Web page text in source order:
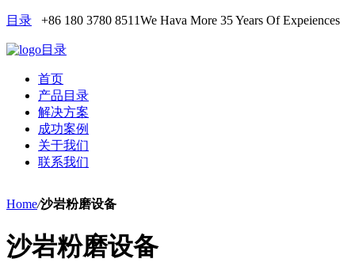
目录 +86 180 3780 8511We Hava More 35 Years Of Expeiences
目录
首页
产品目录
解决方案
成功案例
关于我们
联系我们
Home/沙岩粉磨设备
沙岩粉磨设备